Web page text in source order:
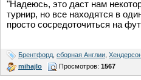
"Надеюсь, это даст нам
турнир, но все находятся в
просто сосредоточиться на
Брентфорд сборная Англии
mihajlo
Просмотров: 1567